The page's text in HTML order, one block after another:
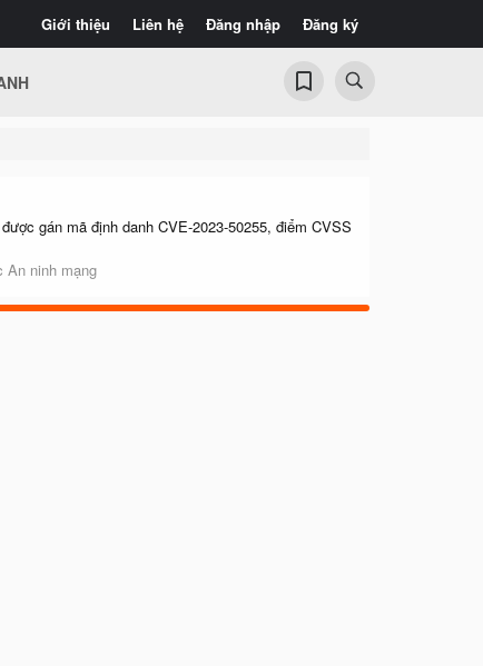
Giới thiệu Liên hệ Đăng nhập Đăng ký
gán mã định danh CVE-2023-50255, điểm CVSS
An ninh mạng